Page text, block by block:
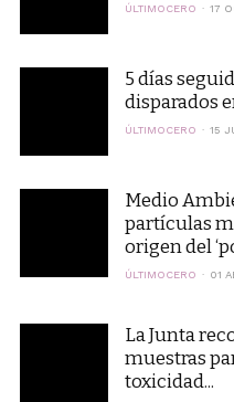
ÚLTIMOCERO 17
5 días
disparados
ÚLTIMOCERO 15
Medio
partículas
origen del
ÚLTIMOCERO 01
La Junta
muestras
toxicidad...